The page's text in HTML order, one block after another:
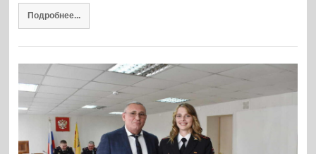
Подробнее...